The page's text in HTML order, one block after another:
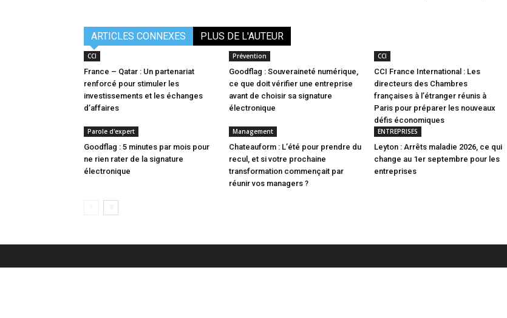
ARTICLES CONNEXES PLUS DE L'AUTEUR
CCI
France – Qatar : Un partenariat
renforcé pour stimuler les
investissements et les échanges
d’affaires
Prévention
Goodflag : Souveraineté numérique,
ce que doit vérifier une entreprise
avant de choisir sa signature
électronique
CCI
CCI France International : Les
directeurs des Chambres
françaises à l’étranger réunis à
Paris pour préparer les nouveaux
défis économiques
Parole d'expert
Goodflag : 5 minutes par mois pour
ne rien rater de la signature
électronique
Management
Chateauform : L’été pour prendre du
recul, et si votre prochaine
transformation commençait par
réunir vos managers ?
ENTREPRISES
Leyton : Arrêts maladie 2026, ce qui
change au 1er septembre pour les
entreprises